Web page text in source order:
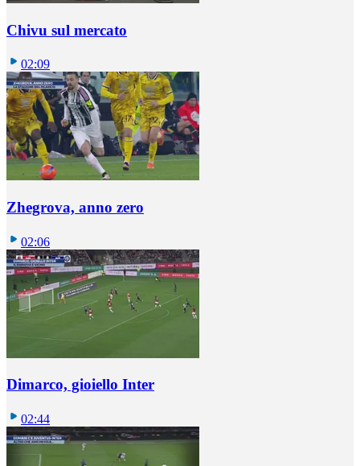
Chivu sul mercato
02:09
Zhegrova, anno zero
02:06
Dimarco, gioiello Inter
02:44